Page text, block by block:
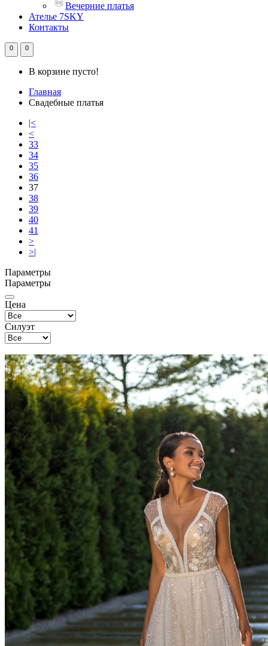
Вечерние платья
Ателье 7SKY
Контакты
0 0
В корзине пусто!
Главная
Свадебные платья
|<
<
33
34
35
36
37
38
39
40
41
>
>|
Параметры
Параметры
Цена
Силуэт